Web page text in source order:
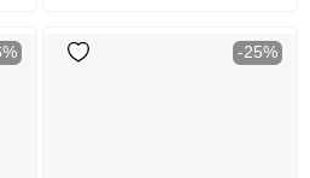
-25%